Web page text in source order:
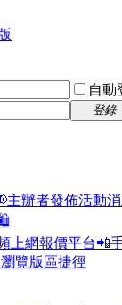
自動
登錄
主辦者發佈活動
上網報價平台📲
覽版區捷徑